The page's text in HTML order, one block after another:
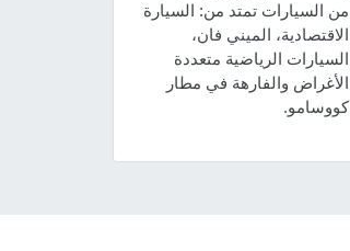
من السيارات تمتد من: السيارة
الاقتصادية، الميني فان،
السيارات الرياضية متعددة
الأغراض والفارهة في مطار
كووسامو.